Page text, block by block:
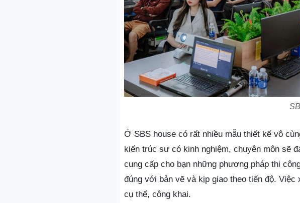
Ở SBS house có rất nhiều mẫu thiết kế vô
kiến trúc sư có kinh nghiệm, chuyên môn sẽ
cung cấp cho bạn những phương pháp thi
đúng với bản vẽ và kịp giao theo tiến độ.
cụ thể, công khai.